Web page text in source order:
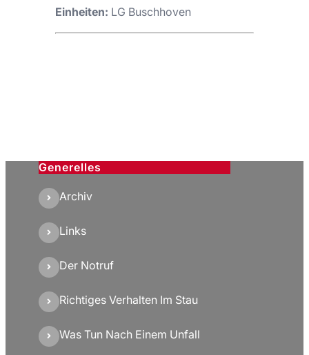
Einheiten: LG Buschhoven
Generelles
Archiv
Links
Der Notruf
Richtiges Verhalten Im Stau
Was Tun Nach Einem Unfall